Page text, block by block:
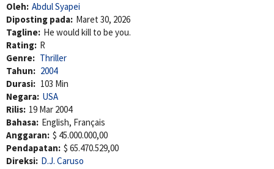
Oleh: Abdul Syapei
Diposting pada: Maret 30, 2026
Tagline: He would kill to be you.
Rating: R
Genre: Thriller
Tahun: 2004
Durasi: 103 Min
Negara: USA
Rilis: 19 Mar 2004
Bahasa: English, Français
Anggaran: $ 45.000.000,00
Pendapatan: $ 65.470.529,00
Direksi: D.J. Caruso